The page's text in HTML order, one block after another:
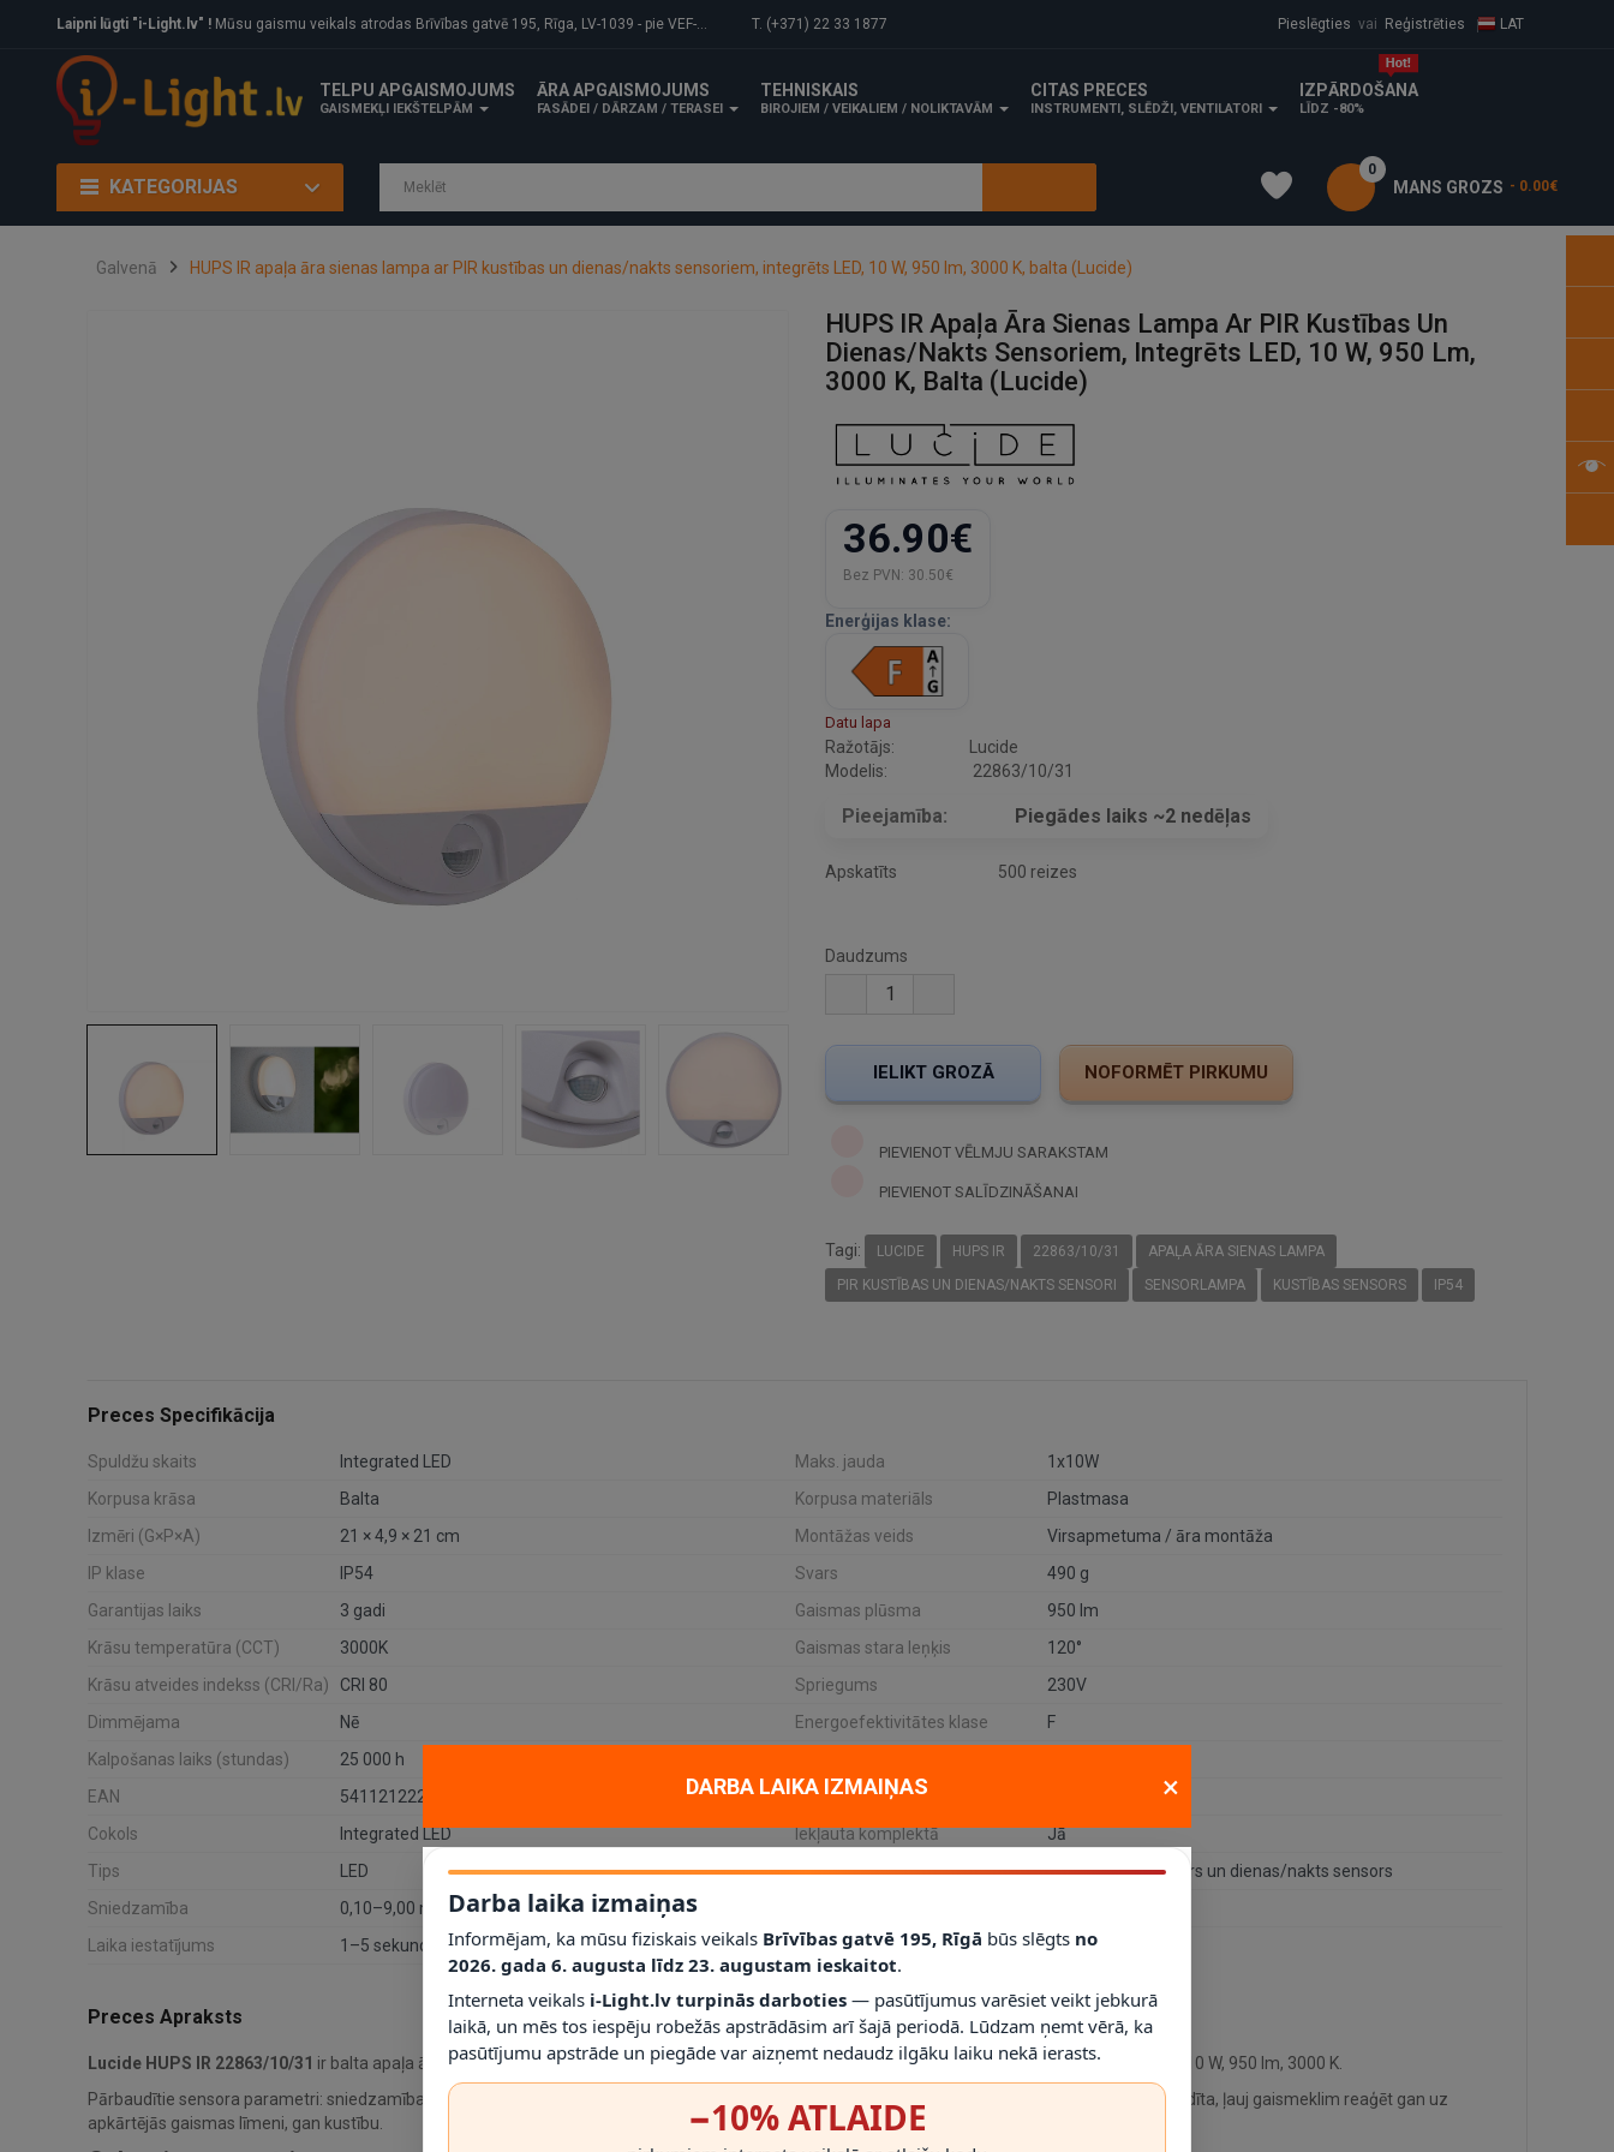
Laipni lūgti "i-Light.lv" ! Mūsu gaismu veikals atrodas Brīvības gatvē 195, Rīga, LV-1039 - pie VEF-Gaisa tilta. T. (+371) 22 33 1877 Pieslēgties vai Reģistrēties LAT
TELPU APGAISMOJUMS
GAISMEKĻI IEKŠTELPĀM
ĀRA APGAISMOJUMS
FASĀDEI / DĀRZAM / TERASEI
TEHNISKAIS
BIROJIEM / VEIKALIEM / NOLIKTAVĀM
CITAS PRECES
INSTRUMENTI, SLĒDŽI, VENTILATORI
IZPĀRDOŠANA
LĪDZ -80%
KATEGORIJAS MANS GROZS
0
- 0.00€
Galvenā HUPS IR apaļa āra sienas lampa ar PIR kustības un dienas/nakts sensoriem, integrēts LED, 10 W, 950 lm, 3000 K, balta (Lucide)
HUPS IR Apaļa Āra Sienas Lampa Ar PIR Kustības Un
Dienas/nakts Sensoriem, Integrēts LED, 10 W, 950 Lm,
3000 K, Balta (Lucide)
36.90€
Bez PVN: 30.50€
Enerģijas klase:
Datu lapa
Ražotājs:
Lucide
Modelis:
22863/10/31
Pieejamība: Piegādes laiks ~2 nedēļas
Apskatīts 500 reizes
Daudzums
PIEVIENOT VĒLMJU SARAKSTAM
PIEVIENOT SALĪDZINĀŠANAI
Tagi: LUCIDE HUPS IR 22863/10/31
APAĻA ĀRA SIENAS LAMPA
PIR KUSTĪBAS UN DIENAS/NAKTS SENSORI
SENSORLAMPA KUSTĪBAS SENSORS IP54
Preces Specifikācija
Spuldžu skaits Integrated LED Maks. jauda
1x10W
Korpusa krāsa
Balta Korpusa materiāls
Plastmasa
Izmēri (G×P×A)
21 × 4,9 × 21 cm Montāžas veids
Virsapmetuma / āra montāža
IP klase
IP54 Svars
490 g
Garantijas laiks
3 gadi Gaismas plūsma
950 lm
Krāsu temperatūra (CCT)
3000K Gaismas stara leņķis
120°
Krāsu atveides indekss (CRI/Ra)
CRI 80 Spriegums
230V
Dimmējama
Nē Energoefektivitātes klase
F
Kalpošanas laiks (stundas)
25 000 h
EAN
5411212221582 Jaudas patēriņš
Cokols
Integrated LED Iekļauta komplektā
Jā
Tips
LED Sensora tips
PIR kustības sensors un dienas/nakts sensors
Sniedzamība
0,10–9,00 m
Laika iestatījums
1–5 sekundes
Preces Apraksts
Lucide HUPS IR 22863/10/31 ir balta apaļa āra sienas lampa ar PIR kustības un dienas/nakts sensoriem. Gaismas avota parametri: integrēts LED, 10 W, 950 lm, 3000 K.
Pārbaudītie sensora parametri: sniedzamība 0,10–9,00 m, uztveres leņķis 140°, laika iestatījums 1–5 sekundes. Dienas/nakts funkcija, ja tā ir norādīta, ļauj gaismeklim reaģēt gan uz
apkārtējās gaismas līmeni, gan kustību.
DARBA LAIKA IZMAIŅAS ×
Darba laika izmaiņas
Informējam, ka mūsu fiziskais veikals Brīvības gatvē 195, Rīgā būs slēgts no
2026. gada 6. augusta līdz 23. augustam ieskaitot.
Interneta veikals i-Light.lv turpinās darboties — pasūtījumus varēsiet veikt jebkurā
laikā, un mēs tos iespēju robežās apstrādāsim arī šajā periodā. Lūdzam ņemt vērā, ka
pasūtījumu apstrāde un piegāde var aizņemt nedaudz ilgāku laiku nekā ierasts.
−10% ATLAIDE